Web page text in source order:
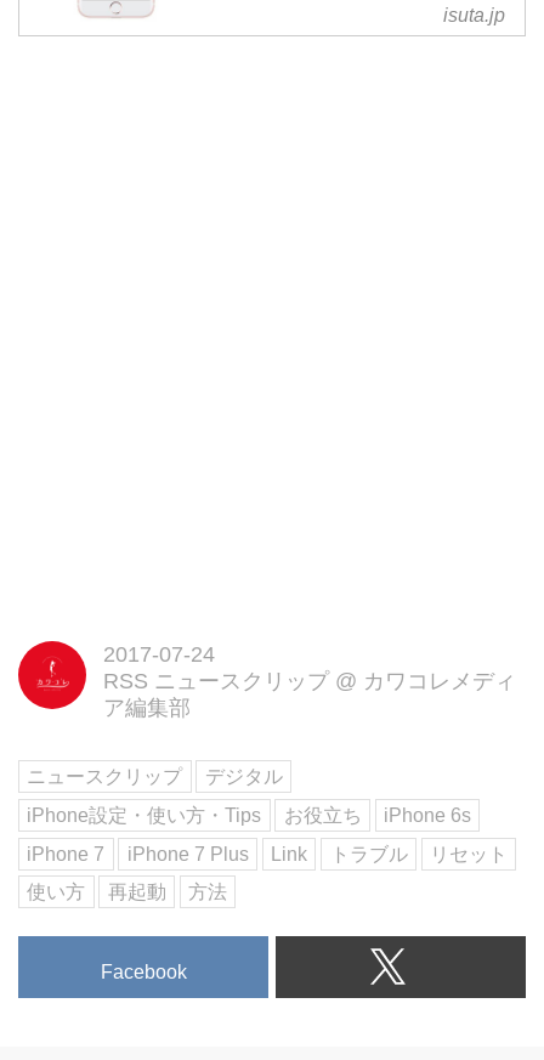
が、その間、リセットってしまし
たか? iPhone 7/7 Plusではリセッ
isuta.jp
2017-07-24
RSS ニュースクリップ @ カワコレメディ
ア編集部
ニュースクリップ
デジタル
iPhone設定・使い方・Tips
お役立ち
iPhone 6s
iPhone 7
iPhone 7 Plus Link トラブル
リセット
使い方
再起動 方法
Facebook